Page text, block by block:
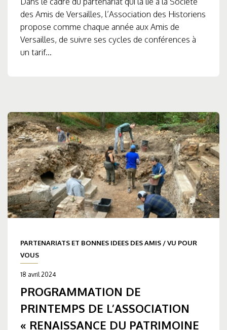
des Amis de Versailles, l’Association des Historiens
propose comme chaque année aux Amis de
Versailles, de suivre ses cycles de conférences à
un tarif...
PARTENARIATS ET BONNES IDEES DES AMIS /VU POUR
VOUS
18 avril 2024
PROGRAMMATION DE
PRINTEMPS DE L’ASSOCIATION
« RENAISSANCE DU PATRIMOINE